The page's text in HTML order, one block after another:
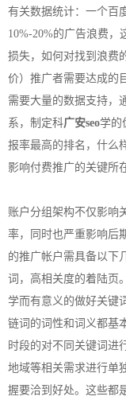
有关数据统计：一个百
10%-20%的广告浪费
损失，如何对找到浪费
价）推广者需要达成的
需要大量的数据支持，
系，制定科广安seo学的
报率最高的排名，什么
影响付费推广的关键所
账户分组架构不仅影响
率，同时也严重影响后
的推广帐户需具备以下
词，高相关度的着陆页
学而有意义的做好关键
链词的词性和词义都基
时段的对不同关键词进
地域等相关需求进行单
握要洽到好处。这些都